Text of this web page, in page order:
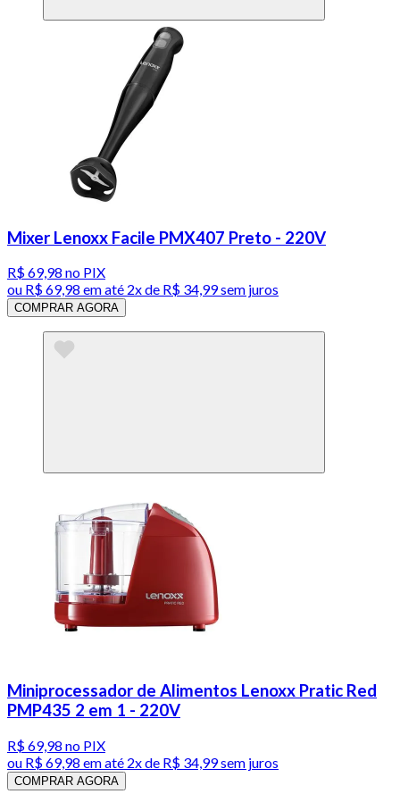
Mixer Lenoxx Facile PMX407 Preto - 220V
R$ 69,98 no PIX
ou R$ 69,98 em até 2x de R$ 34,99 sem juros
COMPRAR AGORA
Miniprocessador de Alimentos Lenoxx Pratic Red
PMP435 2 em 1 - 220V
R$ 69,98 no PIX
ou R$ 69,98 em até 2x de R$ 34,99 sem juros
COMPRAR AGORA